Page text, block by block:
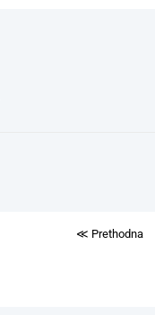
≪ Prethodna